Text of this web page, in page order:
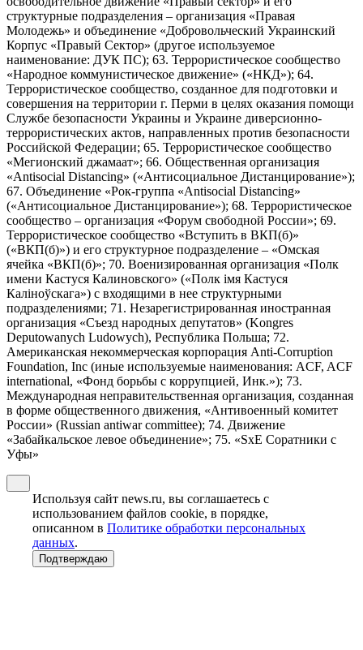
структурные подразделения – организация «Правая
Молодежь» и объединение «Добровольческий Украинский
Корпус «Правый Сектор» (другое используемое
наименование: ДУК ПС); 63. Террористическое сообщество
«Народное коммунистическое движение» («НКД»); 64.
Террористическое сообщество, созданное для подготовки и
совершения на территории г. Перми в целях оказания помощи
Службе безопасности Украины и Украине диверсионно-
террористических актов, направленных против безопасности
Российской Федерации; 65. Террористическое сообщество
«Мегионский джамаат»; 66. Общественная организация
«Antisocial Distancing» («Антисоциальное Дистанцирование»);
67. Объединение «Рок-группа «Antisocial Distancing»
(«Антисоциальное Дистанцирование»); 68. Террористическое
сообщество – организация «Форум свободной России»; 69.
Террористическое сообщество «Вступить в ВКП(б)»
(«ВКП(б)») и его структурное подразделение – «Омская
ячейка «ВКП(б)»; 70. Военизированная организация «Полк
имени Кастуся Калиновского» («Полк iмя Кастуся
Калiноўскага») с входящими в нее структурными
подразделениями; 71. Незарегистрированная иностранная
организация «Съезд народных депутатов» (Kongres
Deputowanych Ludowych), Республика Польша; 72.
Американская некоммерческая корпорация Anti-Corruption
Foundation, Inc (иные используемые наименования: ACF, ACF
international, «Фонд борьбы с коррупцией, Инк.»); 73.
Международная неправительственная организация, созданная
в форме общественного движения, «Антивоенный комитет
России» (Russian antiwar committee); 74. Движение
«Забайкальское левое объединение»; 75. «SxE Соратники с
Уфы»
Используя сайт news.ru, вы соглашаетесь с
использованием файлов cookie, в порядке,
описанном в Политике обработки персональных
данных.
Подтверждаю